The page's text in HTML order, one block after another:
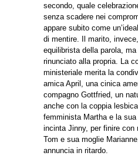
secondo, quale
senza scadere nei
appare subito come
di mentire. Il marito,
equilibrista della parola,
rinunciato alla propria. La
ministeriale merita la
amica April, una cinica
compagno Gottfried, un
anche con la coppia
femminista Martha e la
incinta Jinny, per finire con
Tom e sua moglie
annuncia in ritardo.